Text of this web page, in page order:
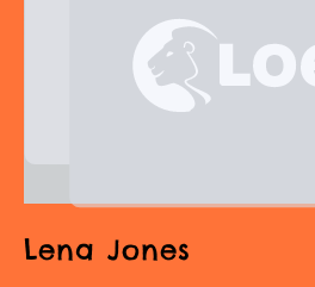
Lena Jones